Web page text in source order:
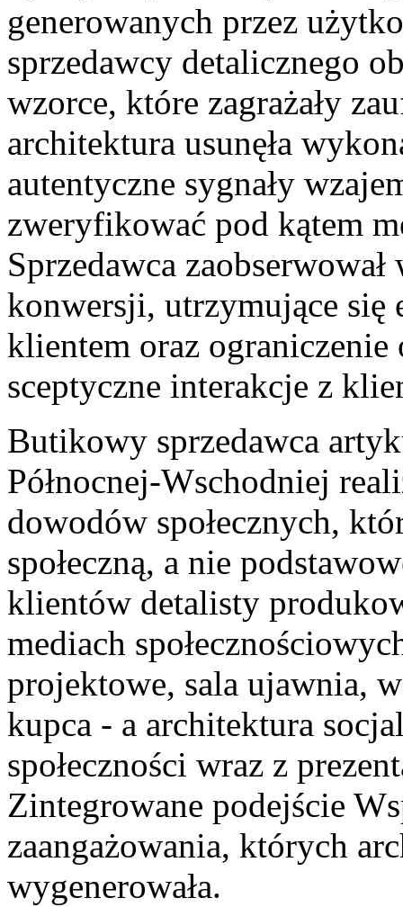
generowanych przez
sprzedawcy detalicznego
wzorce, które zagrażały
architektura usunęła
autentyczne sygnały
zweryfikować pod kątem
Sprzedawca
konwersji, utrzymujące
klientem oraz ograniczenie
sceptyczne interakcje z
Butikowy sprzedawca
Północnej-Wschodniej
dowodów społecznych,
społeczną, a nie
klientów detalisty
mediach
projektowe, sala ujawnia,
kupca - a architektura
społeczności wraz z
Zintegrowane podejście
zaangażowania, których
wygenerowała.